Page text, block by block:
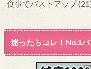
食事でバストアップ(21)
迷ったらコレ！No.1